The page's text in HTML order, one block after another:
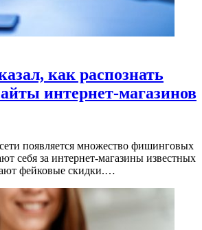
как распознать
интернет-магазинов
появляется множество фишинговых
себя за интернет-магазины известных
фейковые скидки.…